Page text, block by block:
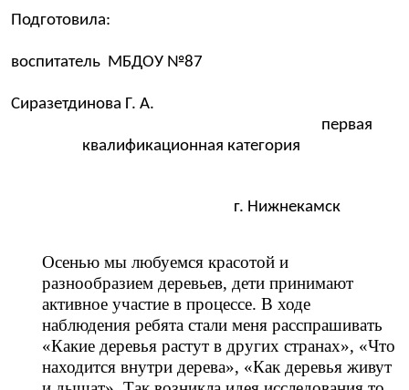
Подготовила:
воспитатель МБДОУ №87
Сиразетдинова Г. А.
первая
квалификационная категория
г. Нижнекамск
Осенью мы любуемся красотой и
разнообразием деревьев, дети принимают
активное участие в процессе. В ходе
наблюдения ребята стали меня расспрашивать
«Какие деревья растут в других странах», «Что
находится внутри дерева», «Как деревья живут